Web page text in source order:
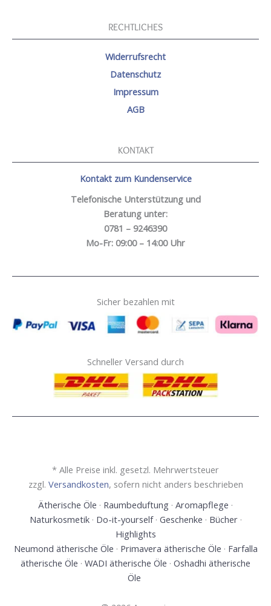
RECHTLICHES
Widerrufsrecht
Datenschutz
Impressum
AGB
KONTAKT
Kontakt zum Kundenservice
Telefonische Unterstützung und
Beratung unter:
0781 – 9246390
Mo-Fr: 09:00 – 14:00 Uhr
Sicher bezahlen mit
Schneller Versand durch
* Alle Preise inkl. gesetzl. Mehrwertsteuer
zzgl. Versandkosten, sofern nicht anders beschrieben
Ätherische Öle · Raumbeduftung · Aromapflege ·
Naturkosmetik· Do-it-yourself· Geschenke · Bücher·
Highlights
Neumond ätherische Öle · Primavera ätherische Öle · Farfalla
ätherische Öle · WADI ätherische Öle · Oshadhi ätherische
Öle